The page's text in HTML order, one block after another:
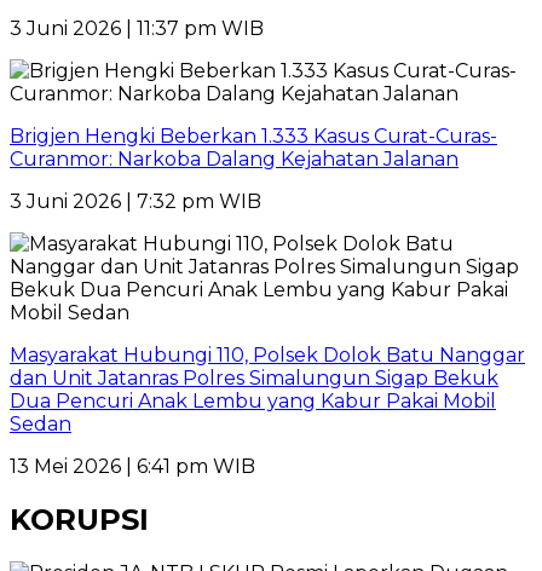
3 Juni 2026 | 11:37 pm WIB
Brigjen Hengki Beberkan 1.333 Kasus Curat-Curas-
Curanmor: Narkoba Dalang Kejahatan Jalanan
3 Juni 2026 | 7:32 pm WIB
Masyarakat Hubungi 110, Polsek Dolok Batu Nanggar
dan Unit Jatanras Polres Simalungun Sigap Bekuk
Dua Pencuri Anak Lembu yang Kabur Pakai Mobil
Sedan
13 Mei 2026 | 6:41 pm WIB
KORUPSI